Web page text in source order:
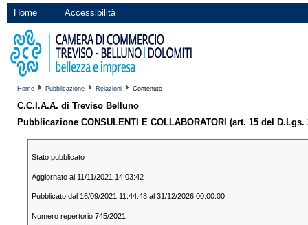
Home Accessibilità
Home Pubblicazione Relazioni Contenuto
C.C.I.A.A. di Treviso Belluno
Pubblicazione CONSULENTI E COLLABORATORI (art. 15 del D.Lgs.
Stato pubblicato
Aggiornato al 11/11/2021 14:03:42
Pubblicato dal 16/09/2021 11:44:48 al 31/12/2026 00:00:00
Numero repertorio 745/2021